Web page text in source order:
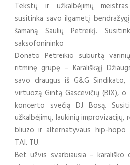
Tekstų ir užkalbėjimų meistras
susitinka savo ilgametį
šamaną Saulių Petreikį.
saksofonininko
Donato Petreikio suburtą
ritminę grupę – Karališkąjį
savo draugus iš G&G
virtuozą Gintą Gascevičių (BIX),
koncerto svečią DJ Bosą.
užkalbėjimų, laukinių improvizacijų,
bliuzo ir alternatyvaus hip-hopo
TAI. TU.
Bet užvis svarbiausia – karališko